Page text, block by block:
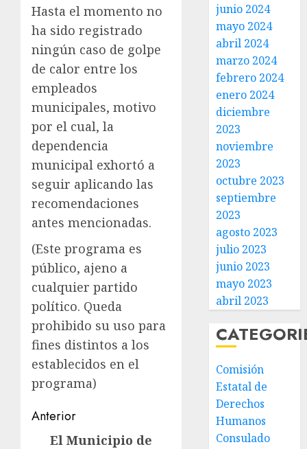
Hasta el momento no
ha sido registrado
ningún caso de golpe
de calor entre los
empleados
municipales, motivo
por el cual, la
dependencia
municipal exhortó a
seguir aplicando las
recomendaciones
antes mencionadas.
(Este programa es
público, ajeno a
cualquier partido
político. Queda
prohibido su uso para
fines distintos a los
establecidos en el
programa)
Post
navigation
Anterior
Entrada
El Municipio de
junio 2024
mayo 2024
abril 2024
marzo 2024
febrero 2024
enero 2024
diciembre
2023
noviembre
2023
octubre 2023
septiembre
2023
agosto 2023
julio 2023
junio 2023
mayo 2023
abril 2023
Comisión
Estatal de
Derechos
Humanos
Consulado